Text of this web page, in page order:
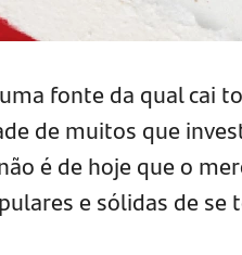
fonte da qual cai
de muitos que
é de hoje que o
e sólidas de se